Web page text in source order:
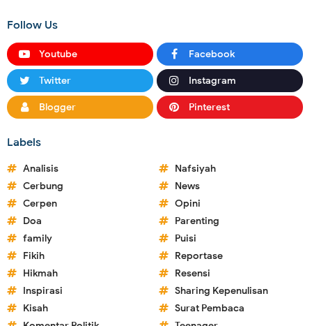
Follow Us
Youtube Facebook
Twitter Instagram
Blogger Pinterest
Labels
Analisis
Cerbung
Cerpen
Doa
family
Fikih
Hikmah
Inspirasi
Kisah
Nafsiyah
News
Opini
Parenting
Puisi
Reportase
Resensi
Sharing Kepenulisan
Surat Pembaca